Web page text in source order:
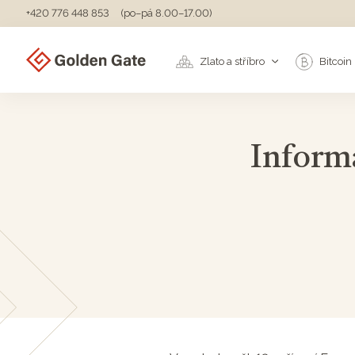
+420 776 448 853 (po–pá 8.00–17.00)
Zlato a stříbro Bitcoin